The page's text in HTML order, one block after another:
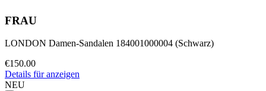
FRAU
LONDON Damen-Sandalen 184001000004 (Schwarz)
€150.00
Details für anzeigen
NEU